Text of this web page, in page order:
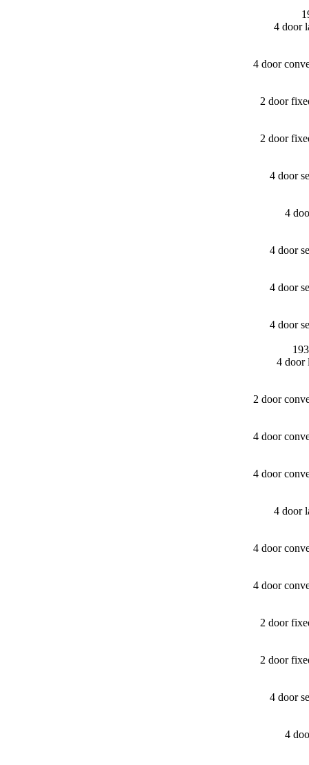
4 door
4 door
2 door
2 door
4 door
4
4 door
4 door
4 door
4 door
2 door
4 door
4 door
4 door
4 door
4 door
2 door
2 door
4 door
4